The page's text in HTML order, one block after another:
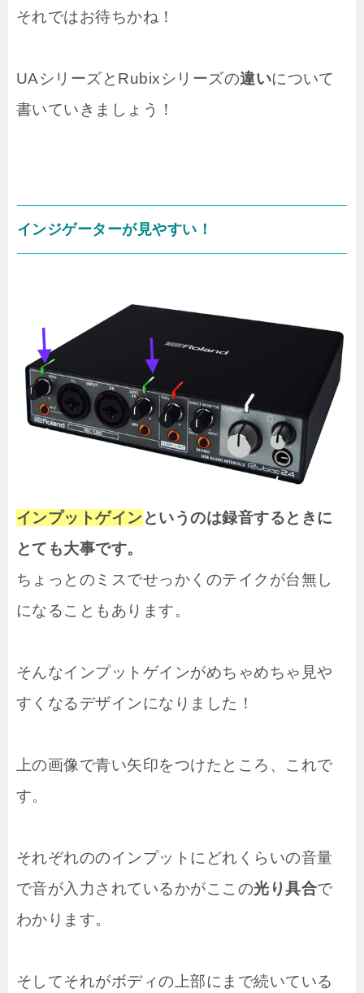
それではお待ちかね！
UAシリーズとRubixシリーズの違いについて
書いていきましょう！
インジゲーターが見やすい！
インプットゲイン というのは録音するときに
とても大事です。
ちょっとのミスでせっかくのテイクが台無し
になることもあります。
そんなインプットゲインがめちゃめちゃ見や
すくなるデザインになりました！
上の画像で青い矢印をつけたところ、これで
す。
それぞれののインプットにどれくらいの音量
で音が入力されているかがここの光り具合で
わかります。
そしてそれがボディの上部にまで続いている